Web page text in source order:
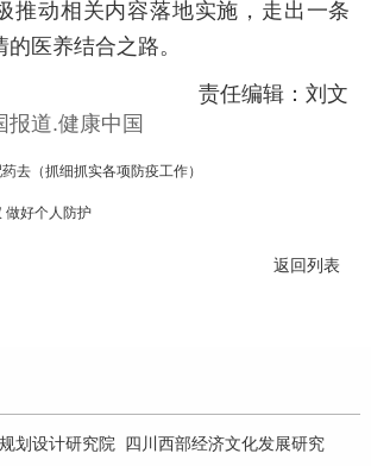
推动相关内容落地实施，走出一条
医养结合之路。
责任编辑：刘文
报道.健康中国
去（抓细抓实各项防疫工作）
做好个人防护
返回列表
划设计研究院
四川西部经济文化发展研究